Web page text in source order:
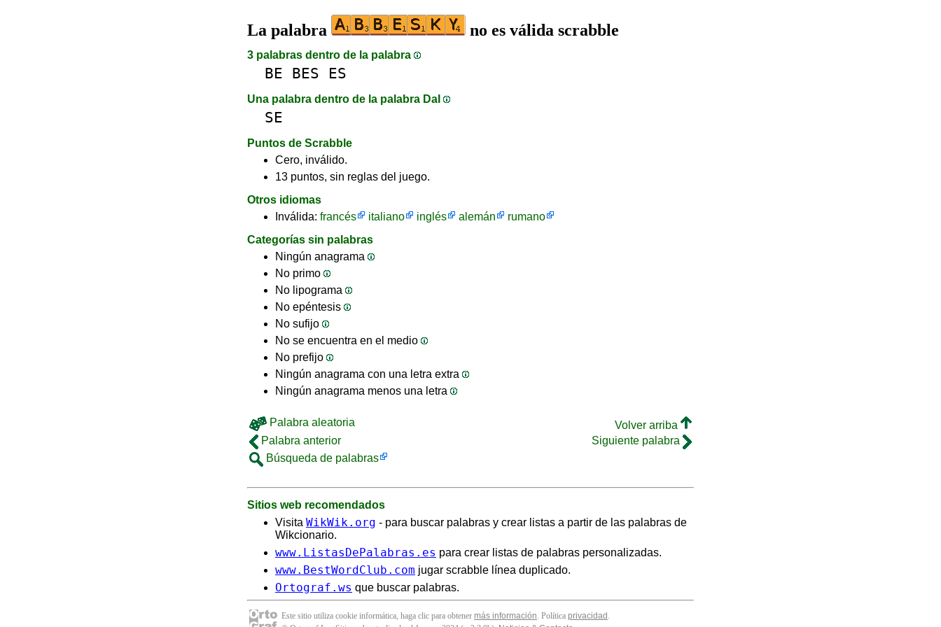
La palabra no es válida scrabble
3 palabras dentro de la palabra
BE BES ES
Una palabra dentro de la palabra DaI
SE
Puntos de Scrabble
Cero, inválido.
13 puntos, sin reglas del juego.
Otros idiomas
Inválida: francés italiano inglés alemán
rumano
Categorías sin palabras
Ningún anagrama
No primo
No lipograma
No epéntesis
No sufijo
No se encuentra en el medio
No prefijo
Ningún anagrama con una letra extra
Ningún anagrama menos una letra
Palabra aleatoria
Volver arriba
Palabra anterior
Siguiente palabra
Búsqueda de palabras
Sitios web recomendados
Visita WikWik.org - para buscar palabras y crear listas a partir de las palabras de
Wikcionario.
www.ListasDePalabras.es para crear listas de palabras personalizadas.
www.BestWordClub.com jugar scrabble línea duplicado.
Ortograf.ws que buscar palabras.
Este sitio utiliza cookie informática, haga clic para obtener más información. Política privacidad .